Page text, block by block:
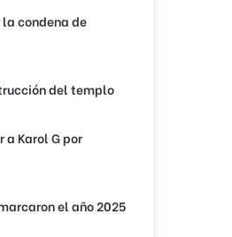
condena de
del templo
Karol G por
el año 2025